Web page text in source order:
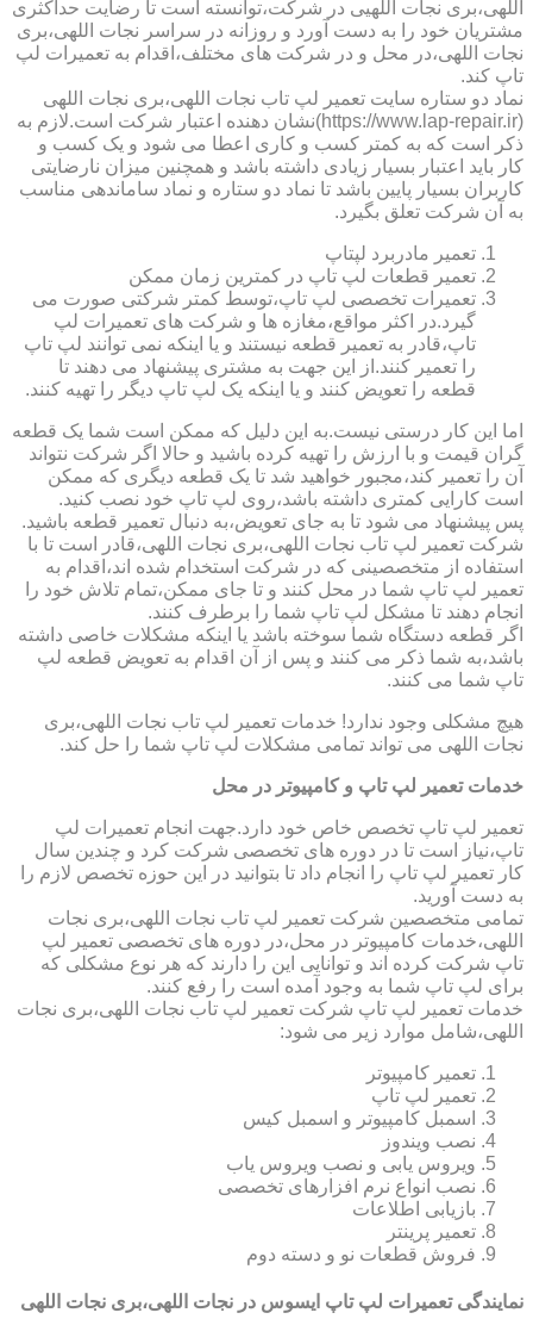
اللهی،بری نجات اللهیی در شرکت،توانسته است تا رضایت حداکثری
مشتریان خود را به دست آورد و روزانه در سراسر نجات اللهی،بری
نجات اللهی،در محل و در شرکت های مختلف،اقدام به تعمیرات لپ
تاپ کند.
نماد دو ستاره سایت تعمیر لپ تاب نجات اللهی،بری نجات اللهی
(https://www.lap-repair.ir)نشان دهنده اعتبار شرکت است.لازم به
ذکر است که به کمتر کسب و کاری اعطا می شود و یک کسب و
کار باید اعتبار بسیار زیادی داشته باشد و همچنین میزان نارضایتی
کاربران بسیار پایین باشد تا نماد دو ستاره و نماد ساماندهی مناسب
به آن شرکت تعلق بگیرد.
تعمیر مادربرد لپتاپ
تعمیر قطعات لپ تاپ در کمترین زمان ممکن
تعمیرات تخصصی لپ تاپ،توسط کمتر شرکتی صورت می
گیرد.در اکثر مواقع،مغازه ها و شرکت های تعمیرات لپ
تاپ،قادر به تعمیر قطعه نیستند و یا اینکه نمی توانند لپ تاپ
را تعمیر کنند.از این جهت به مشتری پیشنهاد می دهند تا
قطعه را تعویض کنند و یا اینکه یک لپ تاپ دیگر را تهیه کنند.
اما این کار درستی نیست.به این دلیل که ممکن است شما یک قطعه
گران قیمت و با ارزش را تهیه کرده باشید و حالا اگر شرکت نتواند
آن را تعمیر کند،مجبور خواهید شد تا یک قطعه دیگری که ممکن
است کارایی کمتری داشته باشد،روی لپ تاپ خود نصب کنید.
پس پیشنهاد می شود تا به جای تعویض،به دنبال تعمیر قطعه باشید.
شرکت تعمیر لپ تاب نجات اللهی،بری نجات اللهی،قادر است تا با
استفاده از متخصصینی که در شرکت استخدام شده اند،اقدام به
تعمیر لپ تاپ شما در محل کنند و تا جای ممکن،تمام تلاش خود را
انجام دهند تا مشکل لپ تاپ شما را برطرف کنند.
اگر قطعه دستگاه شما سوخته باشد یا اینکه مشکلات خاصی داشته
باشد،به شما ذکر می کنند و پس از آن اقدام به تعویض قطعه لپ
تاپ شما می کنند.
هیچ مشکلی وجود ندارد! خدمات تعمیر لپ تاب نجات اللهی،بری
نجات اللهی می تواند تمامی مشکلات لپ تاپ شما را حل کند.
خدمات تعمیر لپ تاپ و کامپیوتر در محل
تعمیر لپ تاپ تخصص خاص خود دارد.جهت انجام تعمیرات لپ
تاپ،نیاز است تا در دوره های تخصصی شرکت کرد و چندین سال
کار تعمیر لپ تاپ را انجام داد تا بتوانید در این حوزه تخصص لازم را
به دست آورید.
تمامی متخصصین شرکت تعمیر لپ تاب نجات اللهی،بری نجات
اللهی،خدمات کامپیوتر در محل،در دوره های تخصصی تعمیر لپ
تاپ شرکت کرده اند و توانایی این را دارند که هر نوع مشکلی که
برای لپ تاپ شما به وجود آمده است را رفع کنند.
خدمات تعمیر لپ تاپ شرکت تعمیر لپ تاب نجات اللهی،بری نجات
اللهی،شامل موارد زیر می شود:
تعمیر کامپیوتر
تعمیر لپ تاپ
اسمبل کامپیوتر و اسمبل کیس
نصب ویندوز
ویروس یابی و نصب ویروس یاب
نصب انواع نرم افزارهای تخصصی
بازیابی اطلاعات
تعمیر پرینتر
فروش قطعات نو و دسته دوم
نمایندگی تعمیرات لپ تاپ ایسوس در نجات اللهی،بری نجات اللهی